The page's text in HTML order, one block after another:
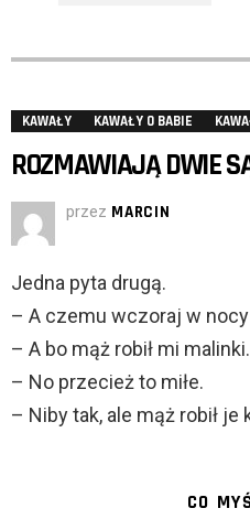
KAWAŁY KAWAŁY O BABIE
ROZMAWIAJĄ DWIE
przez MARCIN
Jedna pyta drugą.
– A czemu wczoraj w nocy
– A bo mąż robił mi malinki.
– No przecież to miłe.
– Niby tak, ale mąż robił je
CO